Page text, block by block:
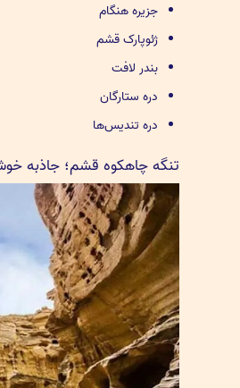
جزیره هنگام
ژئوپارک قشم
بندر لافت
دره ستارگان
دره تندیس‌ها
تنگه چاهکوه قشم؛ جاذبه